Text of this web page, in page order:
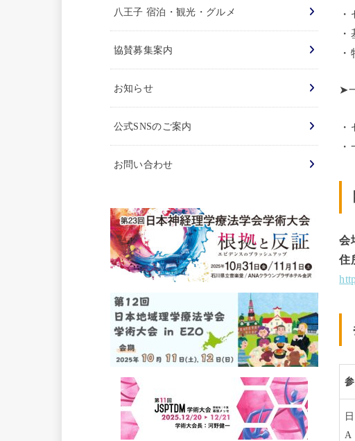
➤
会
住
A
八王子 宿泊・観光・グルメ
協賛募集案内
お知らせ
公式SNSのご案内
お問い合わせ